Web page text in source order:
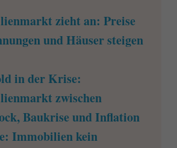
zieht an: Preise
und Häuser steigen
in der Krise:
zwischen
Baukrise und Inflation
Immobilien kein